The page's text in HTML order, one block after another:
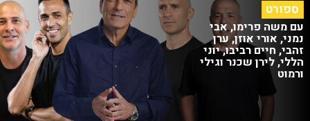
ספורט
עם משה פרימו, אבי
נמני, אורי אוזן, ערן
זהבי, חיים רביבו, יוני
הללי, לירן שכנר וגילי
ורמוט